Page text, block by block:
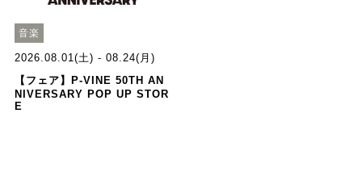
音楽
2026.08.01(土) - 08.24(月)
【フェア】P-VINE 50TH AN
NIVERSARY POP UP STOR
E